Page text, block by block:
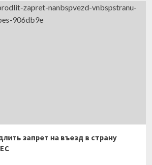
запрет на въезд в страну